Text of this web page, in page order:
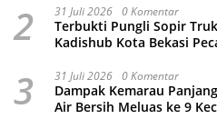
2 31 Juli 2026 0 Komentar
Terbukti Pungli Sopir
Kadishub Kota Bekasi
3 31 Juli 2026 0 Komentar
Dampak Kemarau
Air Bersih Meluas ke 9